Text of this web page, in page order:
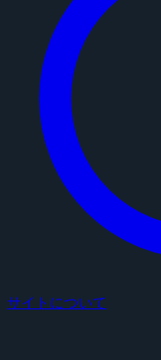
サイトについて